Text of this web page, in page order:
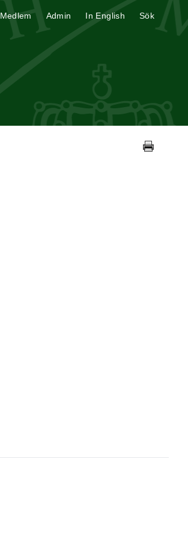
Medlem Admin In English Sök